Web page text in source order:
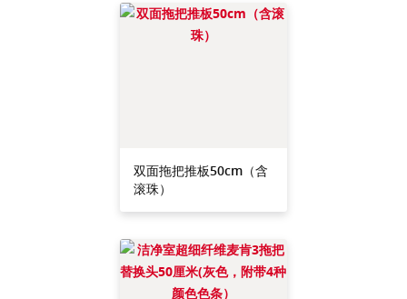
双面拖把推板50cm（含
滚珠）